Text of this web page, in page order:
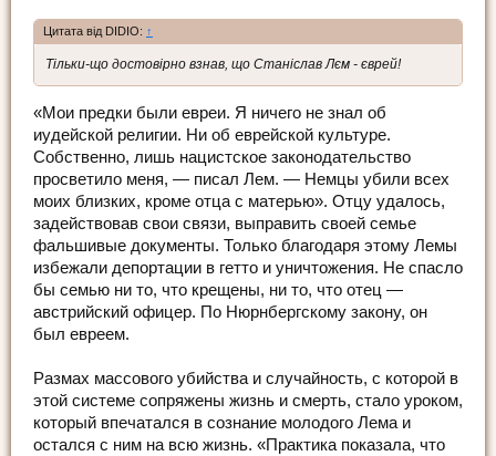
Цитата від DIDIO: ↑
Тільки-що достовірно взнав, що Станіслав Лєм - єврей!
«Мои предки были евреи. Я ничего не знал об
иудейской религии. Ни об еврейской культуре.
Собственно, лишь нацистское законодательство
просветило меня, — писал Лем. — Немцы убили всех
моих близких, кроме отца с матерью». Отцу удалось,
задействовав свои связи, выправить своей семье
фальшивые документы. Только благодаря этому Лемы
избежали депортации в гетто и уничтожения. Не спасло
бы семью ни то, что крещены, ни то, что отец —
австрийский офицер. По Нюрнбергскому закону, он
был евреем.
Размах массового убийства и случайность, с которой в
этой системе сопряжены жизнь и смерть, стало уроком,
который впечатался в сознание молодого Лема и
остался с ним на всю жизнь. «Практика показала, что